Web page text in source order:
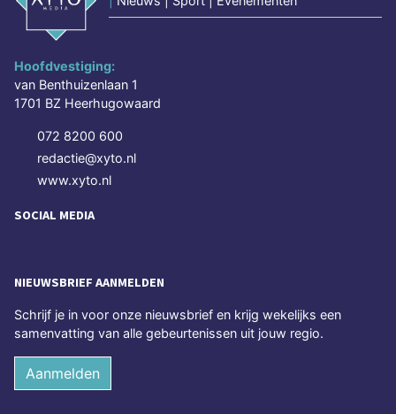
Hoofdvestiging:
van Benthuizenlaan 1
1701 BZ Heerhugowaard
072 8200 600
redactie@xyto.nl
www.xyto.nl
SOCIAL MEDIA
NIEUWSBRIEF AANMELDEN
Schrijf je in voor onze nieuwsbrief en krijg wekelijks een
samenvatting van alle gebeurtenissen uit jouw regio.
Aanmelden